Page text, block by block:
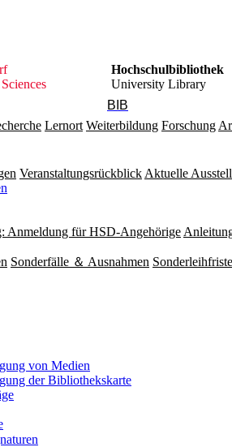
Hochschulbibliothek
University Library
BIB
Lernort Weiterbildung Forschung
Veranstaltungsrückblick Aktuelle
Anmeldung für HSD-Angehörige
Sonderfälle ＆ Ausnahmen
von Medien
der Bibliothekskarte